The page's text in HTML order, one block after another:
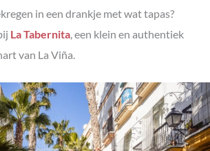
in een drankje met wat tapas?
La Tabernita , een klein en authentiek
van La Viña.